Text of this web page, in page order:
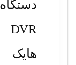
دستگاه
DVR
هایک